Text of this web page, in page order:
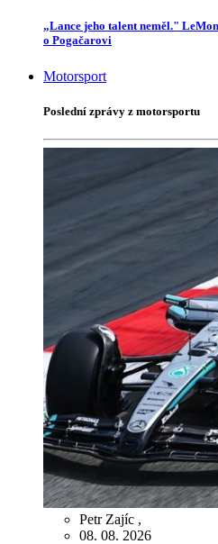
„Lance jeho talent neměl."
o Pogačarovi
Motorsport
Poslední zprávy z motorsportu
Petr Zajíc ,
08. 08. 2026